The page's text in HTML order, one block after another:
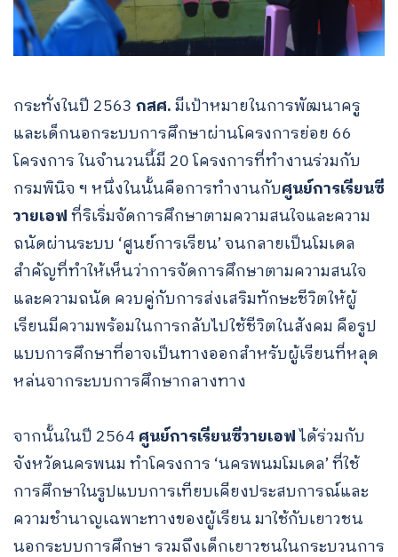
กระทั่งในปี 2563 กสศ.มีเป้าหมายในการพัฒนาครู
และเด็กนอกระบบการศึกษาผ่านโครงการย่อย 66
โครงการ ในจำนวนนี้มี 20 โครงการที่ทำงานร่วมกับ
กรมพินิจ ฯ หนึ่งในนั้นคือการทำงานกับศูนย์การเรียนซี
วายเอฟที่ริเริ่มจัดการศึกษาตามความสนใจและความ
ถนัดผ่านระบบ ‘ศูนย์การเรียน’ จนกลายเป็นโมเดล
สำคัญที่ทำให้เห็นว่าการจัดการศึกษาตามความสนใจ
และความถนัด ควบคู่กับการส่งเสริมทักษะชีวิตให้ผู้
เรียนมีความพร้อมในการกลับไปใช้ชีวิตในสังคม คือรูป
แบบการศึกษาที่อาจเป็นทางออกสำหรับผู้เรียนที่หลุด
หล่นจากระบบการศึกษากลางทาง
จากนั้นในปี 2564 ศูนย์การเรียนซีวายเอฟได้ร่วมกับ
จังหวัดนครพนม ทำโครงการ ‘นครพนมโมเดล’ ที่ใช้
การศึกษาในรูปแบบการเทียบเคียงประสบการณ์และ
ความชำนาญเฉพาะทางของผู้เรียน มาใช้กับเยาวชน
นอกระบบการศึกษา รวมถึงเด็กเยาวชนในกระบวนการ